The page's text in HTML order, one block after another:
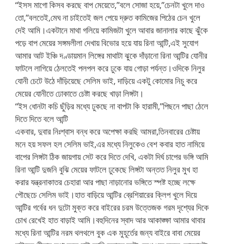
“ইসস মাগো কিসব করছে বাপ মেয়েতে,”বলে সোজা হয়ে,”চেনটা খুলে দাও
তো,”বলতেই,মেঘ না চাইতেই জল পেয়ে দ্রুত কামিজের পিঠের চেন খুলে
দেই আমি।একটানে মাথা গলিয়ে কামিজটা খুলে আবার জানালার কাছে ঝুঁকে
পড়ে বাপ মেয়ের সঙ্গমলীলা দেখায় বিভোর হয়ে যায় রিনা আন্টি,এই সুযোগ
আমার আট ইঞ্চি দণ্ডায়মান লিঙ্গের মাথাটা ঝুকে দাঁড়ানো রিনা আন্টির যোনীর
ফাটলে লাগিয়ে ঠেলতেই পলপল করে ঢুকে যায় গোড়া পর্যন্ত।ওদিকে নিলুর
যোনী চেটে উঠে দাঁড়িয়েছে সেলিম ভাই, দাড়িয়ে একটু কোমোর নিচু করে
মেয়ের যোনীতে ঢোকাতে চেষ্টা করছে খাড়া লিঙ্গটা।
“ইস ধোনটা কচি ছুঁড়ির মধ্যে ঢুকছে না বাপটা কি হারামী,”পিছনে পাছা ঠেলে
দিতে দিতে বলে আন্টি
একবার, দুবার নিঃশ্বাস বন্ধ করে অপেক্ষা করছি আমরা,তিনবারের চেষ্টায়
মনে হয় সফল হল সেলিম ভাই,এর মধ্যে নিলুকেও বেশ কবার হাত নামিয়ে
বাপের লিঙ্গটা ঠিক জায়গায় সেট করে দিতে দেখি, একটা দির্ঘ চাপের ভঙ্গি আমি
রিনা আন্টি দুজনি বুঝি মেয়ের ফাটলে ঢুকেছে লিঙ্গটা অন্তত নিলুর মুখ হা
করার যন্ত্রনাকাতর চেহারা আর পাছা নাড়ানোর ভঙ্গিতে স্পষ্ট হচ্ছে লক্ষে
পৌছেচে সেলিম ভাই।হাত বাড়িয়ে আন্টির ব্রেশিয়ারের ক্লিপ খুলে দিয়ে
আন্টির গর্বের ধন দুটো মুক্ত করে বাইরের চরম উত্তেজক গরম দৃশ্যের দিকে
চোখ রেখেই হাত বাড়াই আমি।বহুদিনের স্বাদ আর আকাঙ্ক্ষা আমার থাবার
মধ্যে রিনা আন্টির নরম থলথলে বুক এক মুহূর্তের জন্য বাইরে বাবা মেয়ের